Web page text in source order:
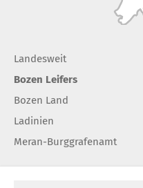
Landesweit
Bozen Leifers
Bozen Land
Ladinien
Meran-Burggrafenamt